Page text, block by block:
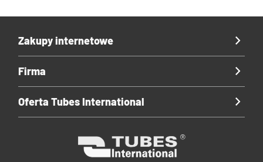
Zakupy internetowe
Firma
Oferta Tubes International